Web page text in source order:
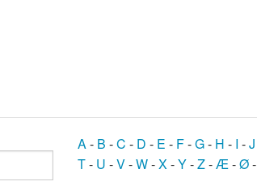
A- B -C - D - E - F-G- H - I -J
T- U -V-W-X-Y-Z-Æ-Ø-